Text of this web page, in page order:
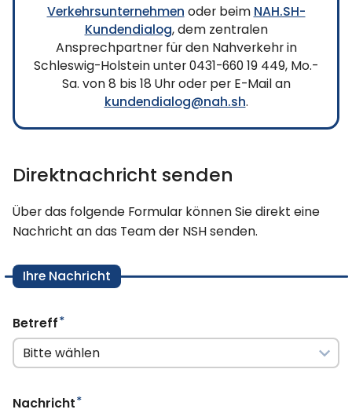
Verkehrsunternehmen oder beim NAH.SH-
Kundendialog, dem zentralen
Ansprechpartner für den Nahverkehr in
Schleswig-Holstein unter 0431-660 19 449, Mo.-
Sa. von 8 bis 18 Uhr oder per E-Mail an
kundendialog@nah.sh.
Direktnachricht senden
Über das folgende Formular können Sie direkt eine
Nachricht an das Team der NSH senden.
Ihre Nachricht
Pflichtfeld
Betreff*
Pflichtfeld
Nachricht*